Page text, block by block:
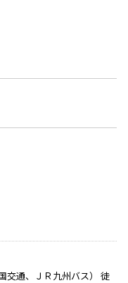
交通、ＪＲ九州バス） 徒